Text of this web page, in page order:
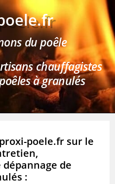
du poêle
chauffagistes
à granulés
poele.fr sur le
de
: